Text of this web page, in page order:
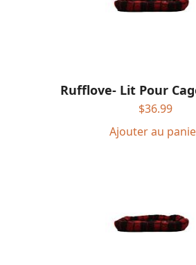
Rufflove- Lit Pour
$36.99
Ajouter au